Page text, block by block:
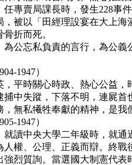
任專賣局課長時，發生228事
，被以「田經理設宴在大上
折而死。
為公忘私負責的言行，為公義
1947）
，平時關心時政、熱心公益，
捕中失蹤，下落不明，連屍首
，無私犧牲奉獻的精神，是我
1947）
就讀中央大學二年級時，就
人權、公理、正義而辯。終
強烈質詢。當選國大制憲代